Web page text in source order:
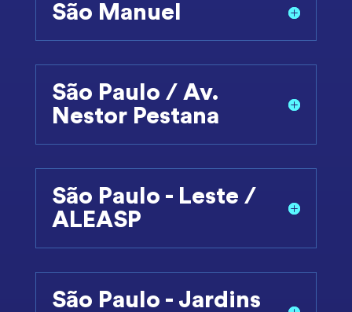
São Manuel
São Paulo / Av.
Nestor Pestana
São Paulo - Leste /
ALEASP
São Paulo - Jardins